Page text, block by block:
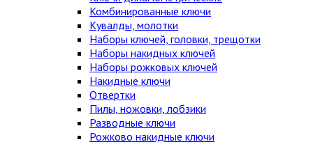
Комбинированные ключи
Кувалды, молотки
Наборы ключей, головки, трещотки
Наборы накидных ключей
Наборы рожковых ключей
Накидные ключи
Отвертки
Пилы, ножовки, лобзики
Разводные ключи
Рожково накидные ключи